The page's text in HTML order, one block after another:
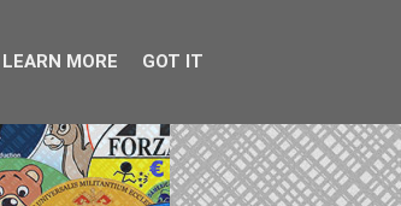
LEARN MORE GOT IT